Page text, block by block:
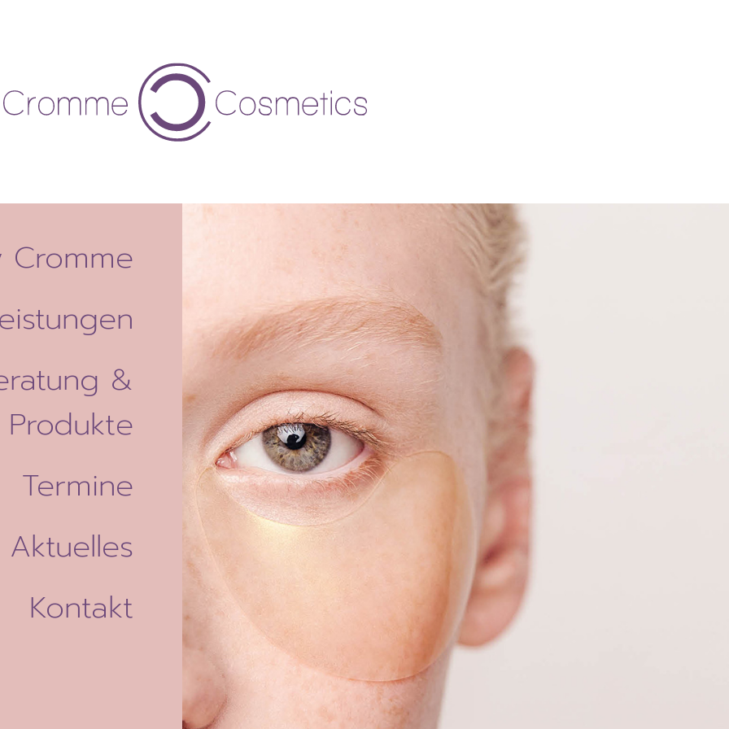
Cromme
&
Produkte
Termine
Aktuelles
Kontakt